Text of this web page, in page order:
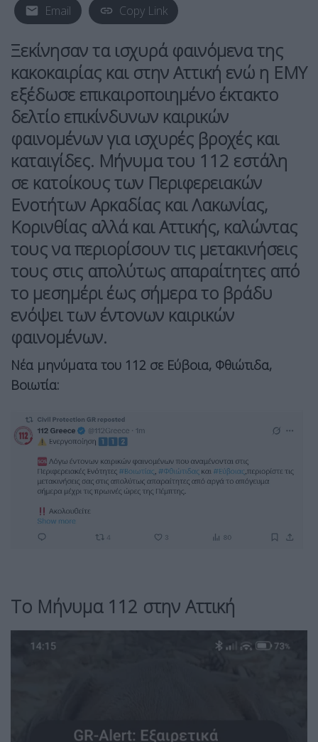
Email Copy Link
Ξεκίνησαν τα ισχυρά φαινόμενα της
κακοκαιρίας και στην Αττική ενώ η ΕΜΥ
εξέδωσε επικαιροποιημένο έκτακτο
δελτίο επικίνδυνων καιρικών
φαινομένωνγια ισχυρές βροχές και
καταιγίδες. Μήνυμα του 112 εστάλη
σε κατοίκους των Περιφερειακών
Ενοτήτων Αρκαδίας και Λακωνίας,
Κορινθίας αλλά και Αττικής, καλώντας
τους να περιορίσουν τις μετακινήσεις
τους στις απολύτως απαραίτητες από
το μεσημέρι έως σήμερα το βράδυ
ενόψει των έντονων καιρικών
φαινομένων.
Νέα μηνύματα του 112 σε Εύβοια, Φθιώτιδα,
Βοιωτία:
Το Μήνυμα 112 στην Αττική